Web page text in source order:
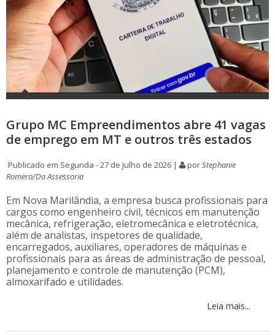
Grupo MC Empreendimentos abre 41 vagas
de emprego em MT e outros três estados
Publicado em Segunda - 27 de Julho de 2026 | porStephanie
Romero/Da Assessoria
Em Nova Marilândia, a empresa busca profissionais para
cargos como engenheiro civil, técnicos em manutenção
mecânica, refrigeração, eletromecânica e eletrotécnica,
além de analistas, inspetores de qualidade,
encarregados, auxiliares, operadores de máquinas e
profissionais para as áreas de administração de pessoal,
planejamento e controle de manutenção (PCM),
almoxarifado e utilidades.
Leia mais...